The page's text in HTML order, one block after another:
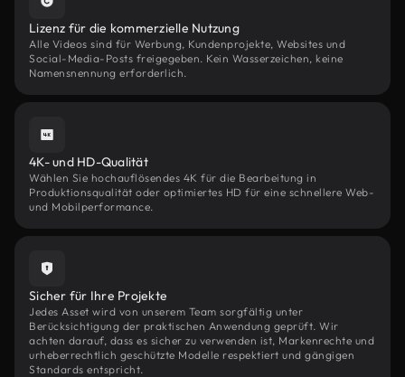
Lizenz für die kommerzielle Nutzung
Alle Videos sind für Werbung, Kundenprojekte, Websites und
Social-Media-Posts freigegeben. Kein Wasserzeichen, keine
Namensnennung erforderlich.
4K- und HD-Qualität
Wählen Sie hochauflösendes 4K für die Bearbeitung in
Produktionsqualität oder optimiertes HD für eine schnellere Web-
und Mobilperformance.
Sicher für Ihre Projekte
Jedes Asset wird von unserem Team sorgfältig unter
Berücksichtigung der praktischen Anwendung geprüft. Wir
achten darauf, dass es sicher zu verwenden ist, Markenrechte und
urheberrechtlich geschützte Modelle respektiert und gängigen
Standards entspricht.